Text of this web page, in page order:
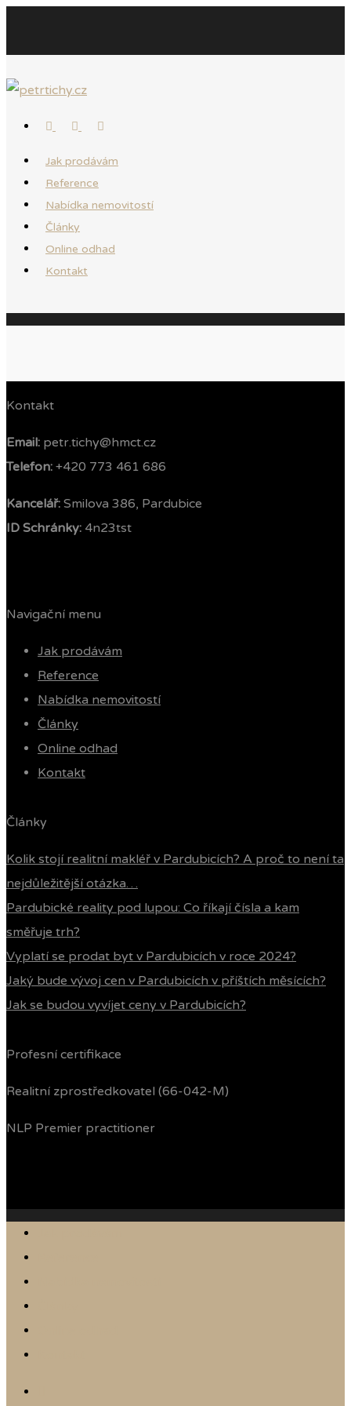
Jak prodávám
Reference
Nabídka nemovitostí
Články
Online odhad
Kontakt
Kontakt
Email: petr.tichy@hmct.cz
Telefon: ‭ +420 773 461 686‬
Kancelář: Smilova 386, Pardubice
ID Schránky: 4n23tst
Navigační menu
Jak prodávám
Reference
Nabídka nemovitostí
Články
Online odhad
Kontakt
Články
Kolik stojí realitní makléř v Pardubicích? A proč to není ta
nejdůležitější otázka…
Pardubické reality pod lupou: Co říkají čísla a kam
směřuje trh?
Vyplatí se prodat byt v Pardubicích v roce 2024?
Jaký bude vývoj cen v Pardubicích v příštích měsících?
Jak se budou vyvíjet ceny v Pardubicích?
Profesní certifikace
Realitní zprostředkovatel (66-042-M)
NLP Premier practitioner